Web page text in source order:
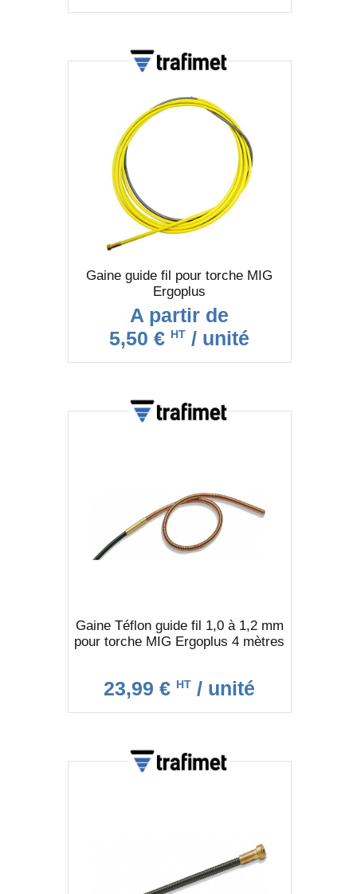
Gaine guide fil pour torche MIG
Ergoplus
A partir de
5,50 € HT / unité
Gaine Téflon guide fil 1,0 à 1,2 mm
pour torche MIG Ergoplus 4 mètres
23,99 € HT / unité